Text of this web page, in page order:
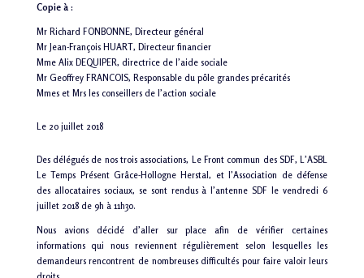
Copie à :
Mr Richard FONBONNE, Directeur général
Mr Jean-François HUART, Directeur financier
Mme Alix DEQUIPER, directrice de l’aide sociale
Mr Geoffrey FRANCOIS, Responsable du pôle grandes précarités
Mmes et Mrs les conseillers de l’action sociale
Le 20 juillet 2018
Des délégués de nos trois associations, Le Front commun des SDF, L’ASBL
Le Temps Présent Grâce-Hollogne Herstal, et l’Association de défense
des allocataires sociaux, se sont rendus à l’antenne SDF le vendredi 6
juillet 2018 de 9h à 11h30.
Nous avions décidé d’aller sur place afin de vérifier certaines
informations qui nous reviennent régulièrement selon lesquelles les
demandeurs rencontrent de nombreuses difficultés pour faire valoir leurs